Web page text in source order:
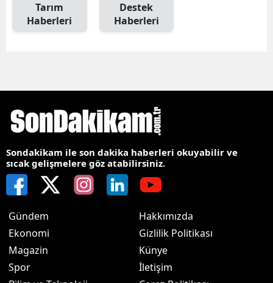
Tarım
Haberleri
Destek
Haberleri
Sondakikam ile son dakika haberleri okuyabilir ve
sıcak gelişmelere göz atabilirsiniz.
Gündem
Ekonomi
Magazin
Spor
Hakkımızda
Gizlilik Politikası
Künye
İletişim